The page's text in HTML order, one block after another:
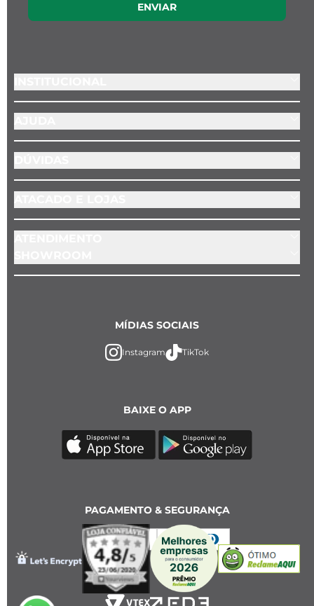
ENVIAR
BAIXE O APP
MÍDIAS SOCIAIS
Instagram TikTok
PAGAMENTO & SEGURANÇA